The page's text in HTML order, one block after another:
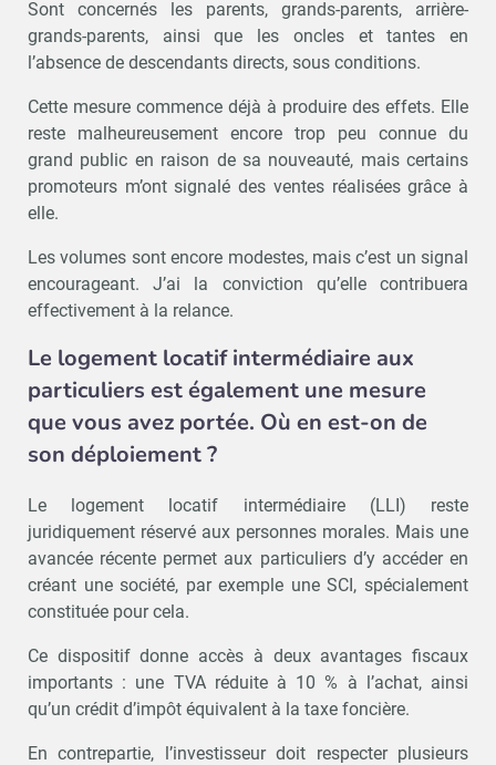
Sont concernés les parents, grands-parents, arrière-
grands-parents, ainsi que les oncles et tantes en
l’absence de descendants directs, sous conditions.
Cette mesure commence déjà à produire des effets. Elle
reste malheureusement encore trop peu connue du
grand public en raison de sa nouveauté, mais certains
promoteurs m’ont signalé des ventes réalisées grâce à
elle.
Les volumes sont encore modestes, mais c’est un signal
encourageant. J’ai la conviction qu’elle contribuera
effectivement à la relance.
Le logement locatif intermédiaire aux
particuliers est également une mesure
que vous avez portée. Où en est-on de
son déploiement ?
Le logement locatif intermédiaire (LLI) reste
juridiquement réservé aux personnes morales. Mais une
avancée récente permet aux particuliers d’y accéder en
créant une société, par exemple une SCI, spécialement
constituée pour cela.
Ce dispositif donne accès à deux avantages fiscaux
importants : une TVA réduite à 10 % à l’achat, ainsi
qu’un crédit d’impôt équivalent à la taxe foncière.
En contrepartie, l’investisseur doit respecter plusieurs